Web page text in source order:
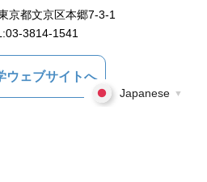
京都文京区本郷7-3-1
03-3814-1541
ウェブサイトへ
Japanese ▼